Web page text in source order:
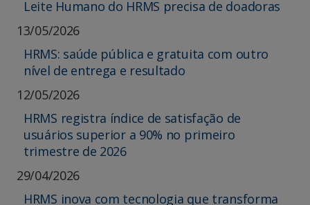
Leite Humano do HRMS precisa de doadoras
13/05/2026
HRMS: saúde pública e gratuita com outro
nível de entrega e resultado
12/05/2026
HRMS registra índice de satisfação de
usuários superior a 90% no primeiro
trimestre de 2026
29/04/2026
HRMS inova com tecnologia que transforma